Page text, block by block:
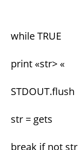
while TRUE
print «str> «
STDOUT.flush
str = gets
break if not str